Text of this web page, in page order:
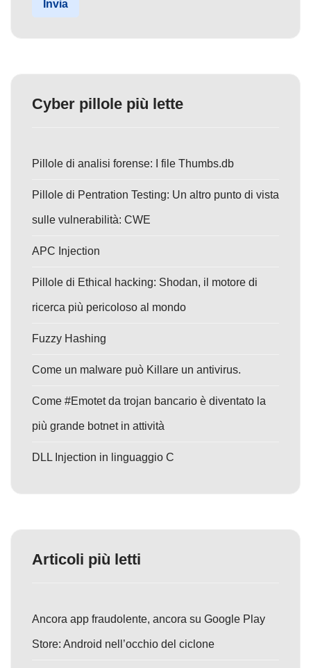
Invia
Cyber pillole più lette
Pillole di analisi forense: I file Thumbs.db
Pillole di Pentration Testing: Un altro punto di vista
sulle vulnerabilità: CWE
APC Injection
Pillole di Ethical hacking: Shodan, il motore di
ricerca più pericoloso al mondo
Fuzzy Hashing
Come un malware può Killare un antivirus.
Come #Emotet da trojan bancario è diventato la
più grande botnet in attività
DLL Injection in linguaggio C
Articoli più letti
Ancora app fraudolente, ancora su Google Play
Store: Android nell’occhio del ciclone